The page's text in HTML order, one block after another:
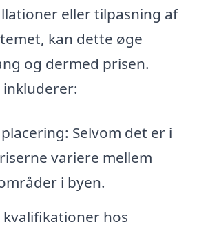
eller tilpasning af
kan dette øge
og dermed prisen.
Selvom det er i
variere mellem
i byen.
hos